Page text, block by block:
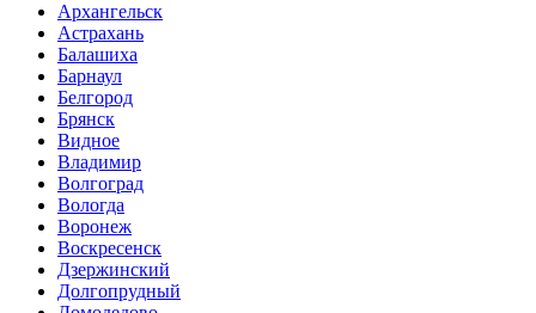
Архангельск
Астрахань
Балашиха
Барнаул
Белгород
Брянск
Видное
Владимир
Волгоград
Вологда
Воронеж
Воскресенск
Дзержинский
Долгопрудный